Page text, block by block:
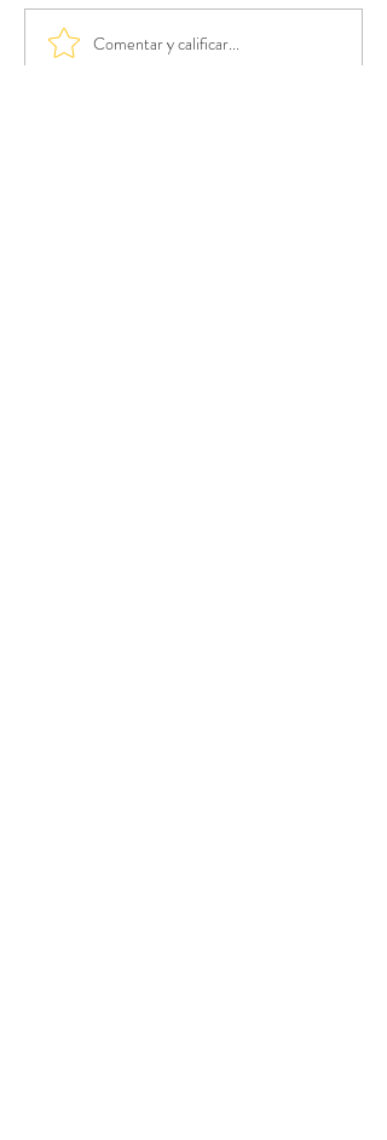
Comentar y calificar...